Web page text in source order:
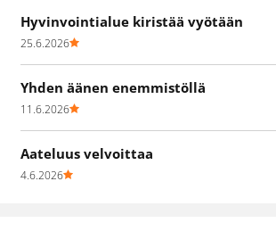
Hyvinvointialue kiristää vyötään
25.6.2026
Yhden äänen enemmistöllä
11.6.2026
Aateluus velvoittaa
4.6.2026